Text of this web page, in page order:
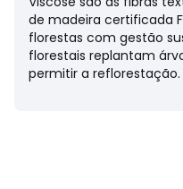
• Não secar na máquina
• Não limpar a seco
de madeira certificada
florestas com gestão
florestais replantam
permitir a reflorestação.